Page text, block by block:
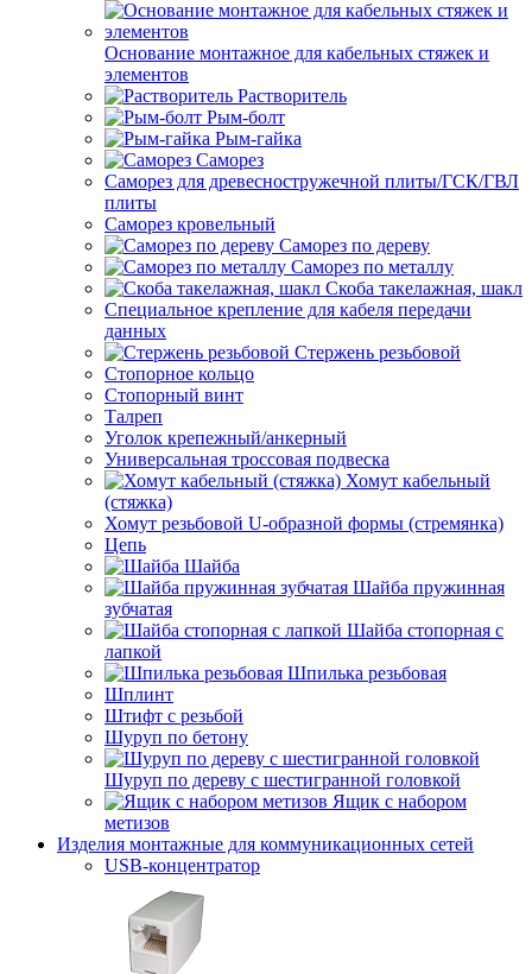
Основание монтажное для кабельных стяжек и
элементов
Растворитель
Рым-болт
Рым-гайка
Саморез
Саморез для древесностружечной плиты/ГСК/ГВЛ
плиты
Саморез кровельный
Саморез по дереву
Саморез по металлу
Скоба такелажная, шакл
Специальное крепление для кабеля передачи
данных
Стержень резьбовой
Стопорное кольцо
Стопорный винт
Талреп
Уголок крепежный/анкерный
Универсальная троссовая подвеска
Хомут кабельный
(стяжка)
Хомут резьбовой U-образной формы (стремянка)
Цепь
Шайба
Шайба пружинная
зубчатая
Шайба стопорная с
лапкой
Шпилька резьбовая
Шплинт
Штифт с резьбой
Шуруп по бетону
Шуруп по дереву с шестигранной головкой
Ящик с набором
метизов
Изделия монтажные для коммуникационных сетей
USB-концентратор